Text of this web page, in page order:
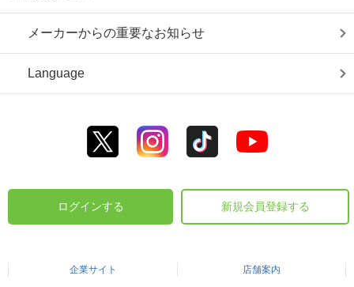
メーカーからの重要なお知らせ
Language
ログインする 新規会員登録する
企業サイト 店舗案内